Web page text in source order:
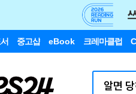
중고샵 eBook 크레마클럽